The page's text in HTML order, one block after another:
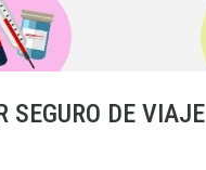
SEGURO DE VIAJE